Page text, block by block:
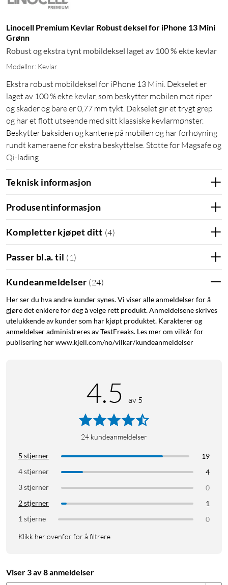
Linocell Premium Kevlar Robust deksel for iPhone 13 Mini
Grønn
Robust og ekstra tynt mobildeksel laget av 100 % ekte kevlar
Modellnr: Kevlar
Ekstra robust mobildeksel for iPhone 13 Mini. Dekselet er
laget av 100 % ekte kevlar, som beskytter mobilen mot riper
og skader og bare er 0,77 mm tykt. Dekselet gir et trygt grep
og har et flott utseende med sitt klassiske kevlarmønster.
Beskytter baksiden og kantene på mobilen og har forhøyning
rundt kameraene for ekstra beskyttelse. Støtte for Magsafe og
Qi-lading.
Teknisk informasjon
Produsentinformasjon
Kompletter kjøpet ditt (4)
Passer bl.a. til ( 1 )
Kundeanmeldelser (24)
Her ser du hva andre kunder synes. Vi viser alle anmeldelser for å
gjøre det enklere for deg å velge rett produkt. Anmeldelsene skrives
utelukkende av kunder som har kjøpt produktet. Karakterer og
anmeldelser administreres av TestFreaks. Les mer om vilkår for
publisering her www.kjell.com/no/vilkar/kundeanmeldelser
4.5 av 5
24 kundeanmeldelser
5 stjerner
19
4 stjerner
4
3 stjerner
0
2 stjerner
1
1 stjerne
0
Klikk her ovenfor for å filtrere
Viser 3 av 8 anmeldelser